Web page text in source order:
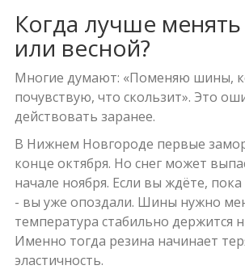
Когда лучше
или весной?
Многие думают: «Поменяю шины,
почувствую, что скользит». Это
действовать заранее.
В Нижнем Новгороде первые
конце октября. Но снег может
начале ноября. Если вы ждёте,
- вы уже опоздали. Шины нужно
температура стабильно держится
Именно тогда резина начинает
эластичность.